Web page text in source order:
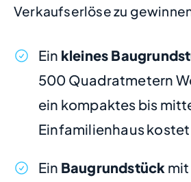
Verkaufserlöse zu
Ein kleines
500 Quadratmetern
ein kompaktes bis
Einfamilienhaus
Ein Baugrundstück